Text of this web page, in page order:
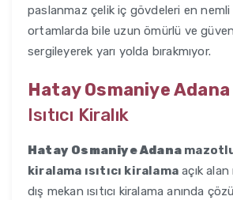
paslanmaz çelik iç gövdeleri en
ortamlarda bile uzun ömürlü ve
sergileyerek yarı yolda bırakmıyor.
Hatay Osmaniye Adana
Isıtıcı Kiralık
Hatay Osmaniye Adana
kiralama ısıtıcı kiralama açık alan
dış mekan ısıtıcı kiralama anında